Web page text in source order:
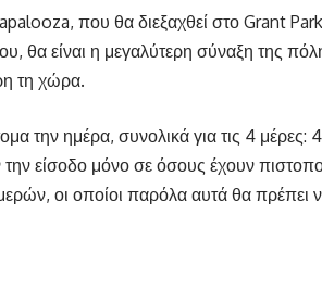
που θα διεξαχθεί στο Grant
θα είναι η μεγαλύτερη σύναξη της
τη χώρα.
την ημέρα, συνολικά για τις 4
είσοδο μόνο σε όσους έχουν
οι οποίοι παρόλα αυτά θα